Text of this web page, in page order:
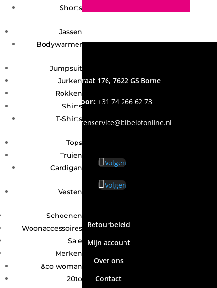
Shorts
Jassen
Bodywarmer
Jumpsuit
Jurken
Rokken
Shirts
T-Shirts
Tops
Truien
Cardigan
Vesten
Schoenen
Woonaccessoires
Sale
Merken
&co woman
20to
Grotestraat 176, 7622 GS Borne
Telefoon: +31 74 266 62 73
Email:klantenservice@bibelotonline.nl
Volgen
Volgen
Retourbeleid
Mijn account
Over ons
Contact